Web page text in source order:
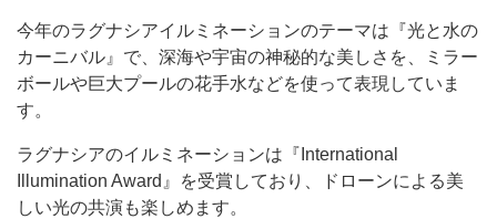
今年のラグナシアイルミネーションのテーマは『光と水の
カーニバル』で、深海や宇宙の神秘的な美しさを、ミラー
ボールや巨大プールの花手水などを使って表現していま
す。
ラグナシアのイルミネーションは『International
Illumination Award』を受賞しており、ドローンによる美
しい光の共演も楽しめます。